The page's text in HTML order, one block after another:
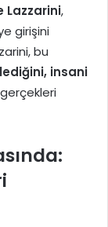
Lazzarini,
girişini
bu
insani